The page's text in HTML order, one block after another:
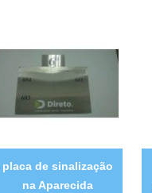
placa de sinalização
na Aparecida